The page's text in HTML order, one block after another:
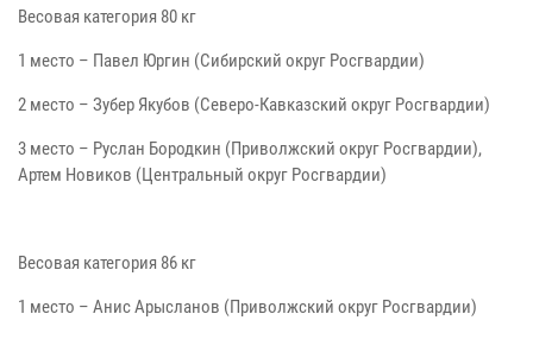
Весовая категория 80 кг
1 место – Павел Юргин (Сибирский округ Росгвардии)
2 место – Зубер Якубов (Северо-Кавказский округ Росгвардии)
3 место – Руслан Бородкин (Приволжский округ Росгвардии),
Артем Новиков (Центральный округ Росгвардии)
Весовая категория 86 кг
1 место – Анис Арысланов (Приволжский округ Росгвардии)